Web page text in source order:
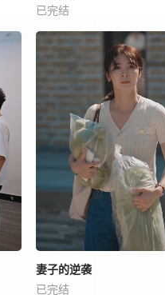
已完结
妻子的逆袭
已完结